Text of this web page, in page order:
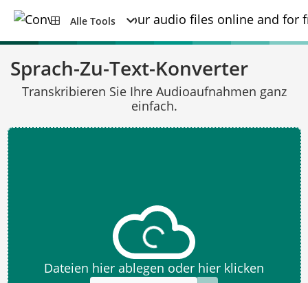
Alle Tools
Sprach-Zu-Text-Konverter
Transkribieren Sie Ihre Audioaufnahmen ganz
einfach.
Dateien hier ablegen oder hier klicken